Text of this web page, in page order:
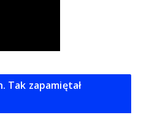
Tak zapamiętał